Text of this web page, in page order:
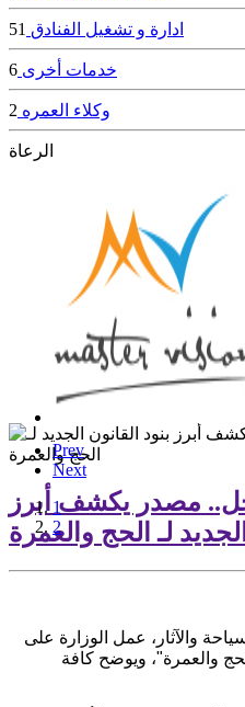
ادارة و تشغيل الفنادق 51
خدمات أخرى 6
وكلاء العمره 2
الرعاة
Prev
Next
1
2
مصدر يكشف أبرز
لـ الحج والعمرة
والآثار، عمل الوزارة على
والعمرة"، ويوضح كافة